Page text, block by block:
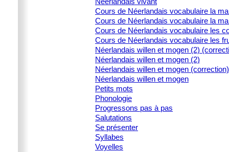
Cours de Néerlandais vocabulaire la
Cours de Néerlandais vocabulaire la
Cours de Néerlandais vocabulaire les
Cours de Néerlandais vocabulaire les
Néerlandais willen et mogen (2)
Néerlandais willen et mogen (2)
Néerlandais willen et mogen (correction)
Néerlandais willen et mogen
Petits mots
Phonologie
Progressons pas à pas
Salutations
Se présenter
Syllabes
Voyelles